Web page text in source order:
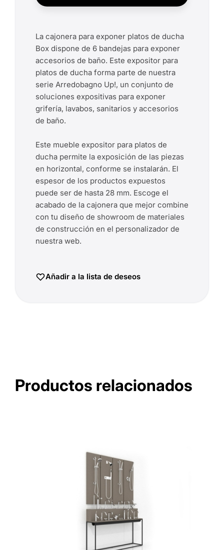
La cajonera para exponer platos de ducha
Box dispone de 6 bandejas para exponer
accesorios de baño. Este expositor para
platos de ducha forma parte de nuestra
serie Arredobagno Up!, un conjunto de
soluciones expositivas para exponer
grifería, lavabos, sanitarios y accesorios
de baño.
Este mueble expositor para platos de
ducha permite la exposición de las piezas
en horizontal, conforme se instalarán. El
espesor de los productos expuestos
puede ser de hasta 28 mm. Escoge el
acabado de la cajonera que mejor combine
con tu diseño de showroom de materiales
de construcción en el personalizador de
nuestra web.
Añadir a la lista de deseos
Productos relacionados